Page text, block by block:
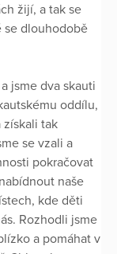
žijí, a tak se
se dlouhodobě
jsme dva skauti
oddílu,
získali tak
se vzali a
pokračovat
naše
kde děti
Rozhodli jsme
a pomáhat v